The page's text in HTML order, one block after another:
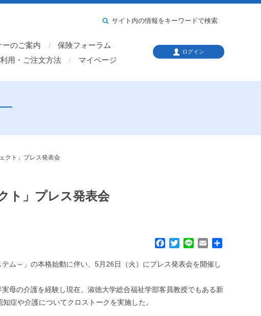
ーのご案内
保険フォーラム
用・ご注文方法
マイページ
サイト内の情報をキーワードで検索
ログイン
クト」プレス発表会
ト」プレス発表会
c
o
i
e
n
a
ム～」の本格始動に伴い、5月26日（火）にプレス発表会を開催し
母の介護を経験し現在、淑徳大学総合福祉学部客員教授でもある新
症や介護についてクロストークを実施した。